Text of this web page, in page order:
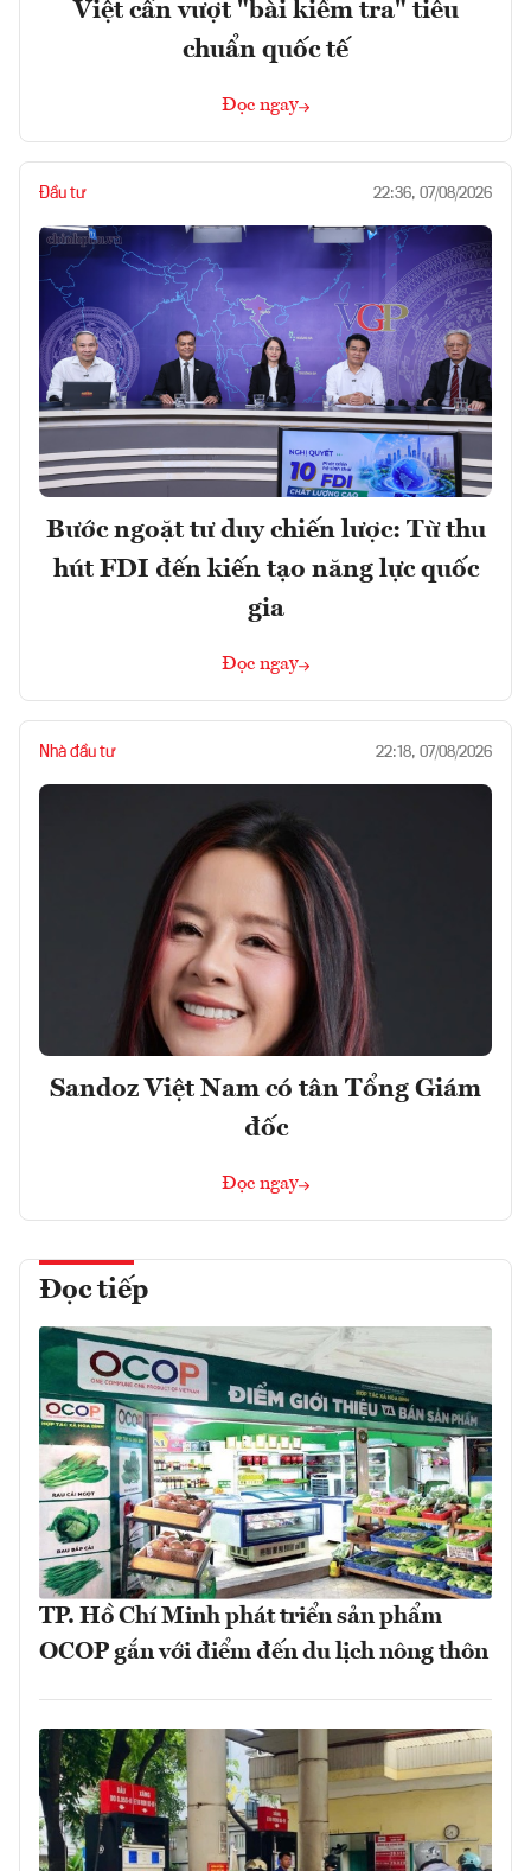
Việt cần vượt "bài kiểm tra" tiêu
chuẩn quốc tế
Đọc ngay
Đầu tư 22:36, 07/08/2026
Bước ngoặt tư duy chiến lược: Từ thu
hút FDI đến kiến tạo năng lực quốc
gia
Đọc ngay
Nhà đầu tư 22:18, 07/08/2026
Sandoz Việt Nam có tân Tổng Giám
đốc
Đọc ngay
Đọc tiếp
TP. Hồ Chí Minh phát triển sản phẩm
OCOP gắn với điểm đến du lịch nông thôn